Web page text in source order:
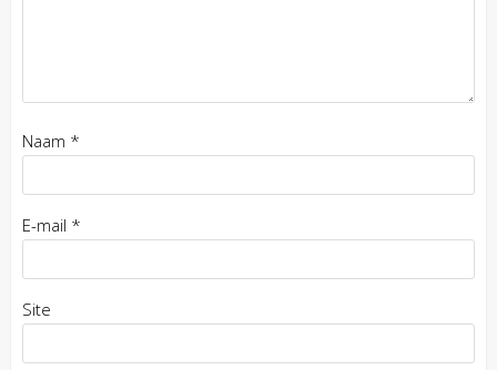
Naam *
E-mail *
Site